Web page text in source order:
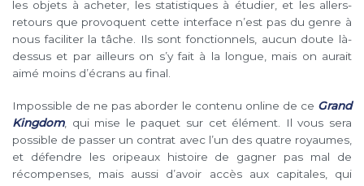
les objets à acheter, les statistiques à étudier, et les allers-
retours que provoquent cette interface n’est pas du genre à
nous faciliter la tâche. Ils sont fonctionnels, aucun doute là-
dessus et par ailleurs on s’y fait à la longue, mais on aurait
aimé moins d’écrans au final.
Impossible de ne pas aborder le contenu online de ce Grand
Kingdom, qui mise le paquet sur cet élément. Il vous sera
possible de passer un contrat avec l’un des quatre royaumes,
et défendre les oripeaux histoire de gagner pas mal de
récompenses, mais aussi d’avoir accès aux capitales, qui